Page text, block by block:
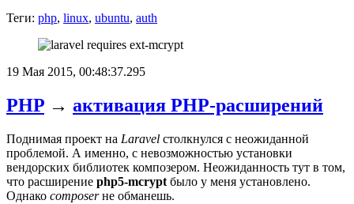
Теги: php, linux, ubuntu, auth
19 Мая 2015, 00:48:37.295
PHP → активация PHP-расширений
Поднимая проект на Laravel столкнулся с неожиданной
проблемой. А именно, с невозможностью установки
вендорских библиотек композером. Неожиданность тут в том,
что расширение php5-mcrypt было у меня установлено.
Однако composerне обманешь.